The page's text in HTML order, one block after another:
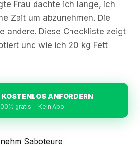
Frau dachte ich lange, ich
Zeit um abzunehmen. Die
andere. Diese Checkliste zeigt
und wie ich 20 kg Fett
ANFORDERN
gratis · Kein Abo